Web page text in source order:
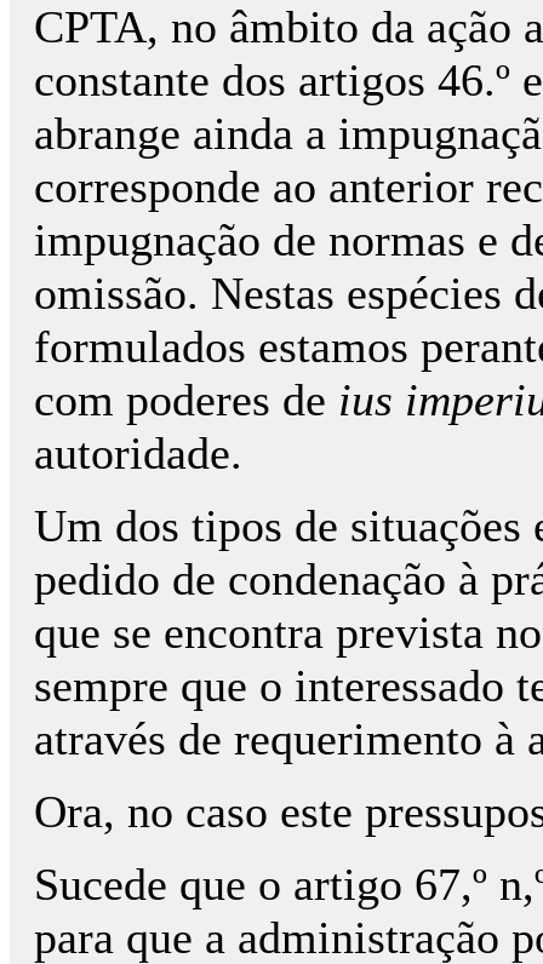
CPTA, no âmbito da ação
constante dos artigos 46.º
abrange ainda a
corresponde ao anterior
impugnação de normas e
omissão. Nestas espécies
formulados estamos
com poderes de ius
autoridade.
Um dos tipos de situações
pedido de condenação à
que se encontra prevista
sempre que o interessado
através de requerimento à
Ora, no caso este
Sucede que o artigo 67,º
para que a administração